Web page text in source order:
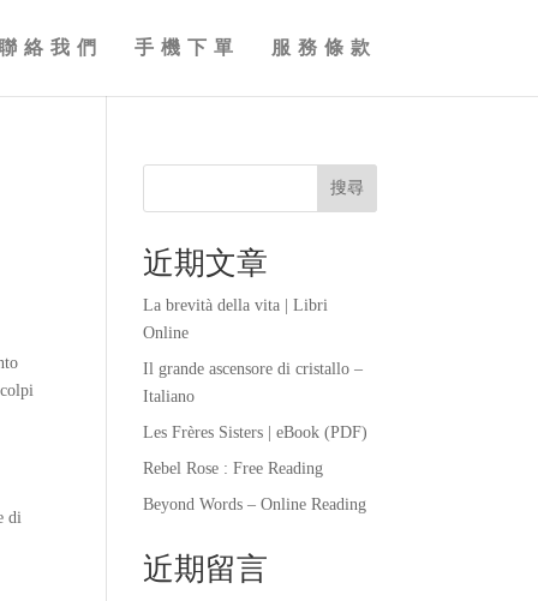
絡我們 手機下單 服務條款
di
搜尋
近期文章
La brevità della vita | Libri
Online
Il grande ascensore di cristallo –
Italiano
Les Frères Sisters | eBook (PDF)
Rebel Rose : Free Reading
Beyond Words – Online Reading
近期留言